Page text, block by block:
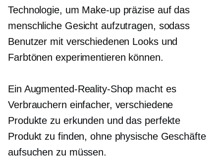
Technologie, um Make-up präzise auf das
menschliche Gesicht aufzutragen, sodass
Benutzer mit verschiedenen Looks und
Farbtönen experimentieren können.
Ein Augmented-Reality-Shop macht es
Verbrauchern einfacher, verschiedene
Produkte zu erkunden und das perfekte
Produkt zu finden, ohne physische Geschäfte
aufsuchen zu müssen.